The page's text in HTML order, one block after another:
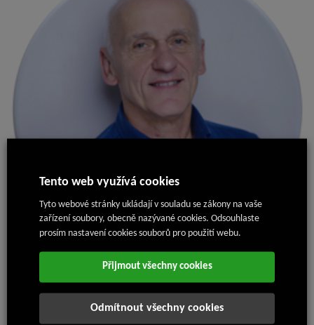
Tento web využívá cookies
Tyto webové stránky ukládají v souladu se zákony na vaše
zařízení soubory, obecně nazývané cookies. Odsouhlaste
prosím nastavení cookies souborů pro použití webu.
Přijmout všechny cookies
Odmítnout všechny cookies